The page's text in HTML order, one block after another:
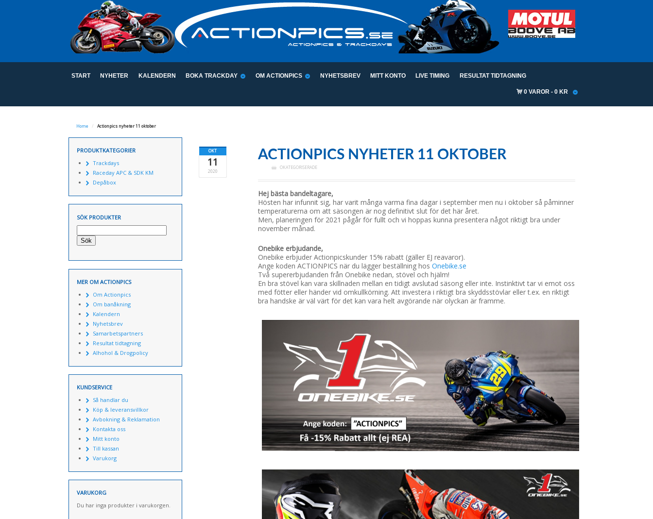
START NYHETER KALENDERN BOKA TRACKDAY OM ACTIONPICS NYHETSBREV MITT KONTO LIVE TIMING RESULTAT TIDTAGNING
0 VAROR 0 KR
Home / Actionpics nyheter 11 oktober
OKT
11
2020
ACTIONPICS NYHETER 11 OKTOBER
OKATEGORISERADE
Hej bästa bandeltagare,
Hösten har infunnit sig, har varit många varma fina dagar i september men nu i oktober så påminner
temperaturerna om att säsongen är nog definitivt slut för det här året.
Men, planeringen för 2021 pågår för fullt och vi hoppas kunna presentera något riktigt bra under
november månad.
Onebike erbjudande,
Onebike erbjuder Actionpicskunder 15% rabatt (gäller EJ reavaror).
Ange koden ACTIONPICS när du lägger beställning hosOnebike.se
Två supererbjudanden från Onebike nedan, stövel och hjälm!
En bra stövel kan vara skillnaden mellan en tidigt avslutad säsong eller inte. Instinktivt tar vi emot oss
med fötter eller händer vid omkullkörning. Att investera i riktigt bra skyddsstövlar eller t.ex. en riktigt
bra handske är väl värt för det kan vara helt avgörande när olyckan är framme.
PRODUKTKATEGORIER
Trackdays
Raceday APC & SDK KM
Depåbox
SÖK PRODUKTER
Sök
MER OM ACTIONPICS
Om Actionpics
Om banåkning
Kalendern
Nyhetsbrev
Samarbetspartners
Resultat tidtagning
Alhohol & Drogpolicy
KUNDSERVICE
Så handlar du
Köp & leveransvillkor
Avbokning & Reklamation
Kontakta oss
Mitt konto
Till kassan
Varukorg
VARUKORG
Du har inga produkter i varukorgen.